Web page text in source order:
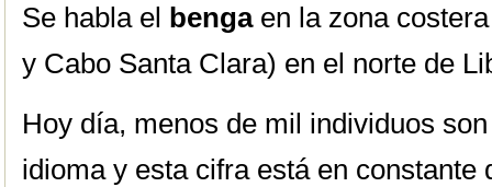
Se habla el bengaen la zona
y Cabo Santa Clara) en el norte de
Hoy día, menos de mil individuos
idioma y esta cifra está en constante